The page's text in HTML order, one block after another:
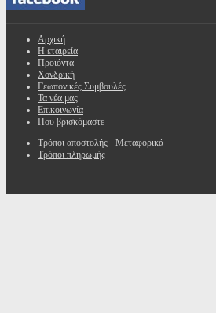
Αρχική
Η εταιρεία
Προϊόντα
Χονδρική
Γεωπονικές Συμβουλές
Τα νέα μας
Επικοινωνία
Που βρισκόμαστε
Τρόποι αποστολής - Μεταφορικά
Τρόποι πληρωμής